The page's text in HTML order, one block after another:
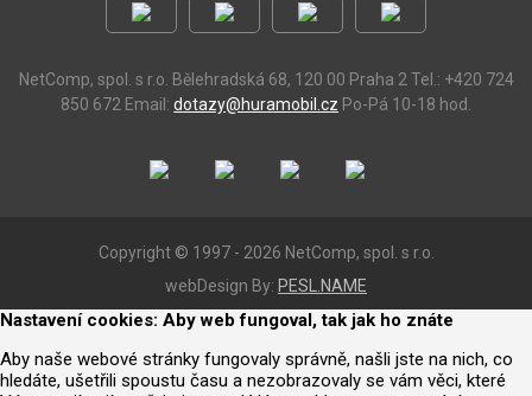
NetComp, spol. s r.o. Bělehradská 68, 120 00 Praha 2 Tel.: +420 724
850 672 Email: dotazy@huramobil.cz Po-Pá 10-18 hod.
Copyright © 1997 - 2026 NetComp, spol. s r.o.
webDesign By: PESL.NAME
Nastavení cookies: Aby web fungoval, tak jak ho znáte
Aby naše webové stránky fungovaly správně, našli jste na nich, co
hledáte, ušetřili spoustu času a nezobrazovaly se vám věci, které